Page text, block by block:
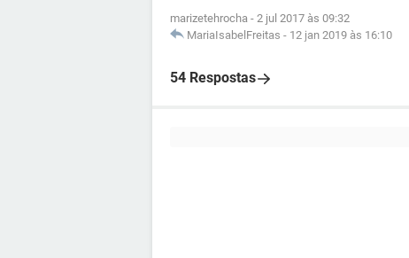
marizetehrocha - 2 jul 2017 às 09:32
MariaIsabelFreitas - 12 jan 2019 às 16:10
54 Respostas